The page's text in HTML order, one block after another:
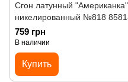
Сгон латунный
никелированный №818
759 грн
В наличии
Купить